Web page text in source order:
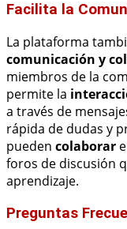
Facilita la
La plataforma
comunicación y
miembros de la
permite la
a través de
rápida de dudas y
pueden colaborar
foros de discusión
aprendizaje.
Preguntas